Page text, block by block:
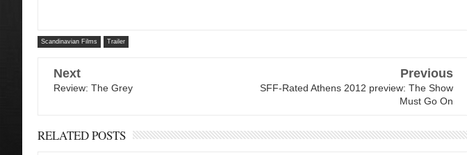
Scandinavian Films Trailer
Next
Review: The Grey
Previous
SFF-Rated Athens 2012 preview: The Show
Must Go On
RELATED POSTS